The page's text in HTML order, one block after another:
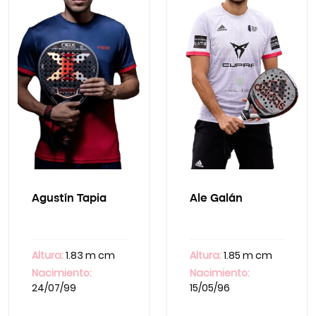
Agustín Tapia
Altura:1.83 m cm
Nacimiento:
24/07/99
Ale Galán
Altura:1.85 m cm
Nacimiento:
15/05/96